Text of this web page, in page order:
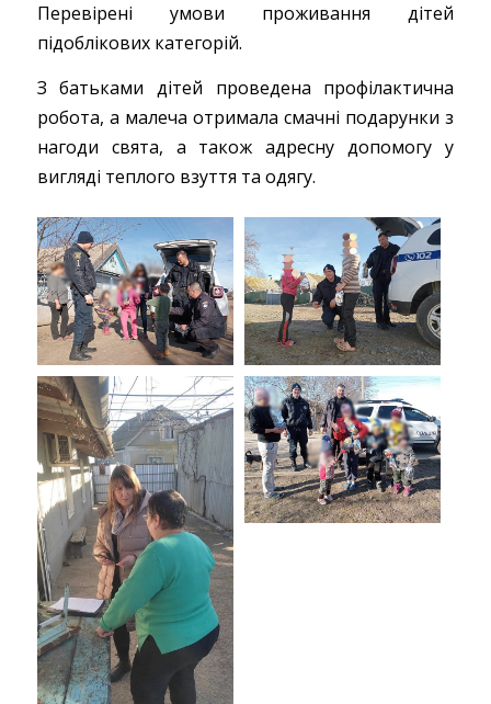
Перевірені умови проживання дітей
підоблікових категорій.
З батьками дітей проведена профілактична
робота, а малеча отримала смачні подарунки з
нагоди свята, а також адресну допомогу у
вигляді теплого взуття та одягу.